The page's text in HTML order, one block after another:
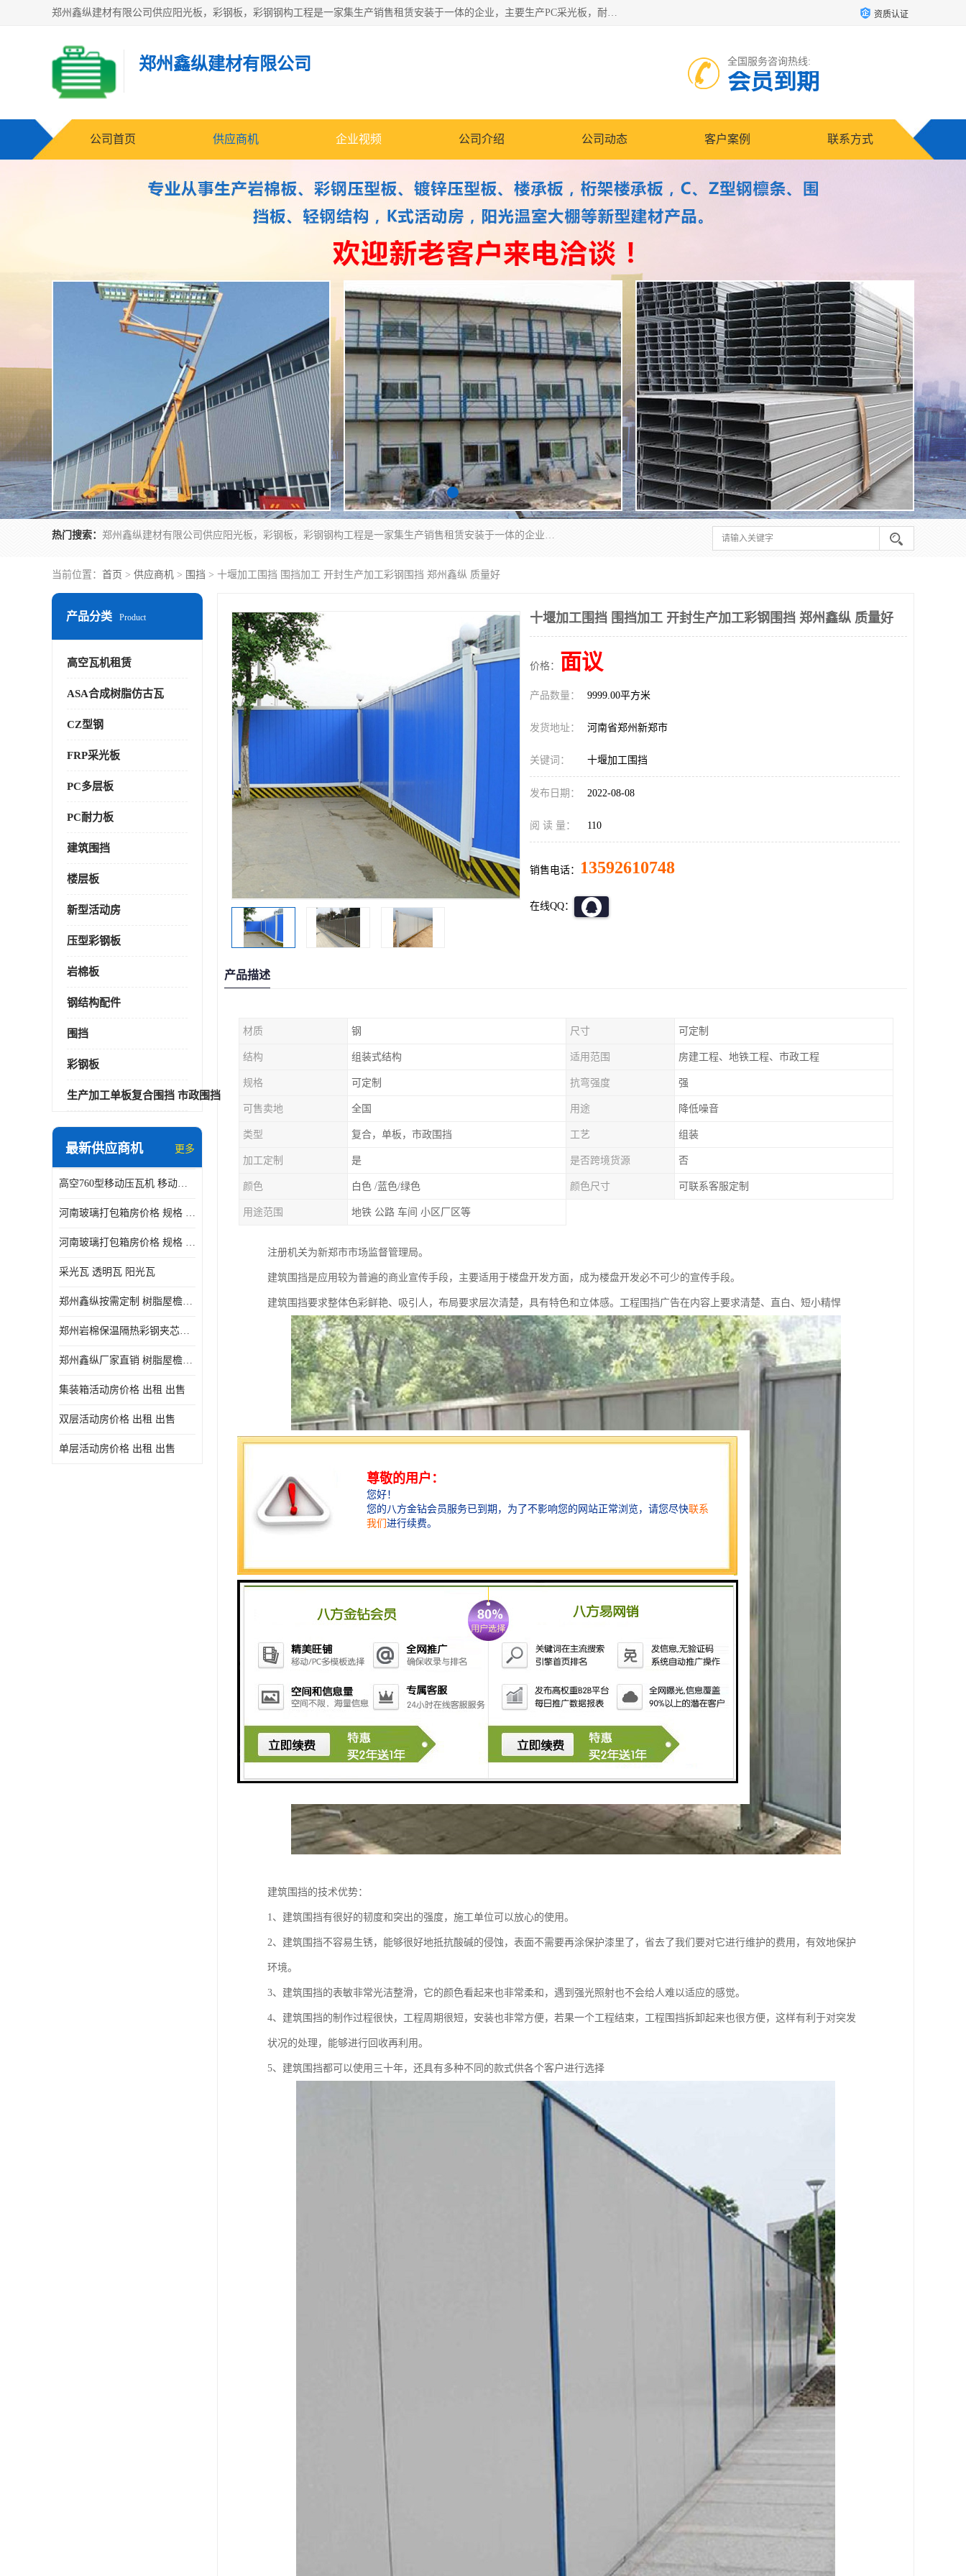
郑州鑫纵建材有限公司供应阳光板，彩钢板，彩钢钢构工程是一家集生产销售租赁安装于一体的企业，主要生产PC采光板，耐力板，仿古琉璃采光板，岩棉板、彩钢压型板、镀锌压型板、桁架楼承板，C、Z型钢檩条、围挡板、轻钢结构，阳光温室大棚等新型建材产品。公司旗下有多台移动式高空压瓦机租赁，承接全国各地业务，专业对外租赁各种型号压瓦机。 资质认证
郑州鑫纵建材有限公司 全国服务咨询热线:
会员到期
公司首页 供应商机 企业视频 公司介绍 公司动态 客户案例 联系方式
热门搜索： 郑州鑫纵建材有限公司供应阳光板，彩钢板，彩钢钢构工程是一家集生产销售租赁安装于一体的企业，主要生产PC采光板，耐力板，仿古琉璃采光板，岩棉板、彩钢压型板、镀锌压型板、桁架楼承板，C、Z型钢檩条、围挡板、轻钢结构，阳光温室大棚等新型建材产品。公司旗下有多台移动式高空压瓦机租赁，承接全国各地业务，专业对外租赁各种型号压瓦机。
当前位置： 首页 > 供应商机 > 围挡 > 十堰加工围挡 围挡加工 开封生产加工彩钢围挡 郑州鑫纵 质量好
产品分类 Product
高空瓦机租赁
ASA合成树脂仿古瓦
CZ型钢
FRP采光板
PC多层板
PC耐力板
建筑围挡
楼层板
新型活动房
压型彩钢板
岩棉板
钢结构配件
围挡
彩钢板
生产加工单板复合围挡 市政围挡
最新供应商机 更多
高空760型移动压瓦机 移动升降制瓦设备租赁选郑州鑫纵
河南玻璃打包箱房价格 规格 鑫纵建材按需定制
河南玻璃打包箱房价格 规格 鑫纵建材批发
采光瓦 透明瓦 阳光瓦
郑州鑫纵按需定制 树脂屋檐装饰塑料琉璃瓦片 中式仿古瓦的特点 价格
郑州岩棉保温隔热彩钢夹芯板 郑州鑫纵支持定做
郑州鑫纵厂家直销 树脂屋檐装饰塑料琉璃瓦片 中式仿古瓦的特点 价格
集装箱活动房价格 出租 出售
双层活动房价格 出租 出售
单层活动房价格 出租 出售
十堰加工围挡 围挡加工 开封生产加工彩钢围挡 郑州鑫纵 质量好
价格： 面议
产品数量： 9999.00平方米
发货地址： 河南省郑州新郑市
关键词： 十堰加工围挡
发布日期： 2022-08-08
阅 读 量： 110
销售电话： 13592610748
在线QQ：
产品描述
材质 钢 尺寸 可定制
结构 组装式结构 适用范围 房建工程、地铁工程、市政工程
规格 可定制 抗弯强度 强
可售卖地 全国 用途 降低噪音
类型 复合，单板，市政围挡 工艺 组装
加工定制 是 是否跨境货源 否
颜色 白色 /蓝色/绿色 颜色尺寸 可联系客服定制
用途范围 地铁 公路 车间 小区厂区等
注册机关为新郑市市场监督管理局。
建筑围挡是应用较为普遍的商业宣传手段，主要适用于楼盘开发方面，成为楼盘开发必不可少的宣传手段。
建筑围挡要求整体色彩鲜艳、吸引人，布局要求层次清楚，具有特色和立体感。工程围挡广告在内容上要求清楚、直白、短小精悍
建筑围挡的技术优势：
1、建筑围挡有很好的韧度和突出的强度，施工单位可以放心的使用。
2、建筑围挡不容易生锈，能够很好地抵抗酸碱的侵蚀，表面不需要再涂保护漆里了，省去了我们要对它进行维护的费用，有效地保护
环境。
3、建筑围挡的表敏非常光洁整滑，它的颜色看起来也非常柔和，遇到强光照射也不会给人难以适应的感觉。
4、建筑围挡的制作过程很快，工程周期很短，安装也非常方便，若果一个工程结束，工程围挡拆卸起来也很方便，这样有利于对突发
状况的处理，能够进行回收再利用。
5、建筑围挡都可以使用三十年，还具有多种不同的款式供各个客户进行选择